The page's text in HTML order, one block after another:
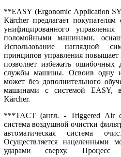
**EASY (Ergonomic Application
Kärcher предлагает
унифицированного
поломойными машинами,
Использование наглядной
принципов управления повышает
позволяет избежать ошибочных
службы машины. Освоив одну
может без дополнительного
машинами с системой EASY,
Kärcher.
***TACT (англ. - Triggered Air
система воздушной очистки
автоматическая система
Осуществляется нацеленными
ударами сверху. Процесс